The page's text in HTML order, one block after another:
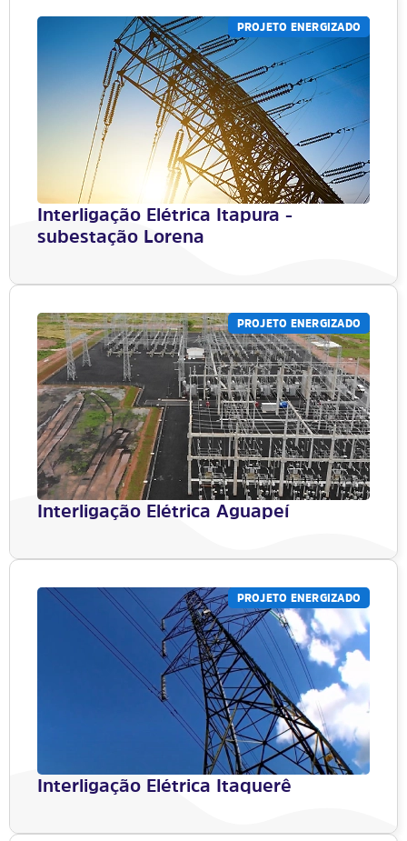
PROJETO ENERGIZADO
Interligação Elétrica Itapura -
subestação Lorena
PROJETO ENERGIZADO
Interligação Elétrica Aguapeí
PROJETO ENERGIZADO
Interligação Elétrica Itaquerê